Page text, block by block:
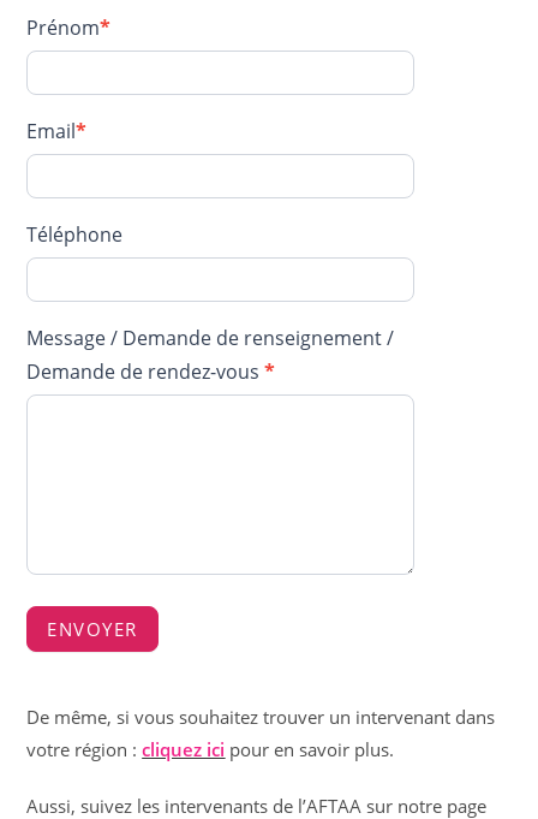
Barbara
Prénom*
Email*
Téléphone
Message / Demande de renseignement /
Demande de rendez-vous*
ENVOYER
De même, si vous souhaitez trouver un intervenant dans
votre région :cliquez ici pour en savoir plus.
Aussi, suivez les intervenants de l’AFTAA sur notre page